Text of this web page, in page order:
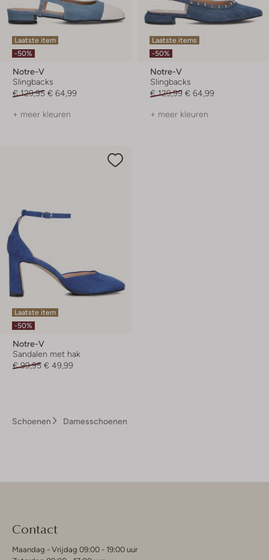
Laatste item
-50%
Notre-V
Slingbacks
€ 129,95 € 64,99
+ meer kleuren
Laatste items
-50%
Notre-V
Slingbacks
€ 129,99 € 64,99
+ meer kleuren
Laatste item
-50%
Notre-V
Sandalen met hak
€ 99,95 € 49,99
Schoenen Damesschoenen
Contact
Maandag - Vrijdag 09:00 - 19:00 uur